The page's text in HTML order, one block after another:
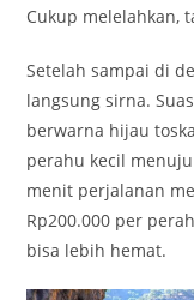
Cukup melelahkan,
Setelah sampai di
langsung sirna.
berwarna hijau
perahu kecil
menit perjalanan
Rp200.000 per
bisa lebih hemat.